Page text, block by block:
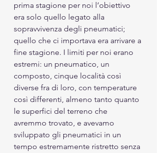
prima stagione per noi l’obiettivo
era solo quello legato alla
sopravvivenza degli pneumatici;
quello che ci importava era arrivare a
fine stagione. I limiti per noi erano
estremi: un pneumatico, un
composto, cinque località così
diverse fra di loro, con temperature
così differenti, almeno tanto quanto
le superfici del terreno che
avremmo trovato, e avevamo
sviluppato gli pneumatici in un
tempo estremamente ristretto senza